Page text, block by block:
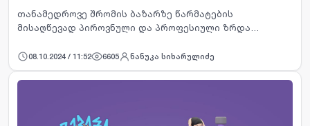
თანამედროვე შრომის ბაზარზე წარმატების
მისაღწევად პიროვნული და პროფესიული ზრდა
გარემო მუდმივად იცვლება და კონკურენციაც მზარდია,
ახალი უნარების გამომუშავე…
08.10.2024 / 11:52 6605 ნანუკა სიხარულიძე